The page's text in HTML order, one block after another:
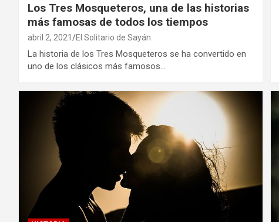
Los Tres Mosqueteros, una de las historias
más famosas de todos los tiempos
abril 2, 2021 El Solitario de Sayán
La historia de los Tres Mosqueteros se ha convertido en
uno de los clásicos más famosos…